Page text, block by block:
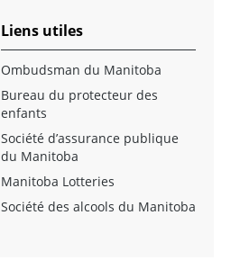
Liens utiles
Ombudsman du Manitoba
Bureau du protecteur des
enfants
Société d’assurance publique
du Manitoba
Manitoba Lotteries
Société des alcools du Manitoba